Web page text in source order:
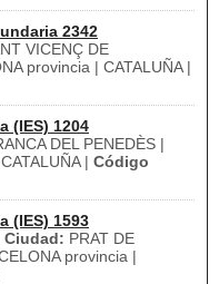
2342
VICENÇ DE
provincia | CATALUÑA |
(IES) 1204
DEL PENEDÈS |
| Código
(IES) 1593
Ciudad: PRAT DE
provincia |